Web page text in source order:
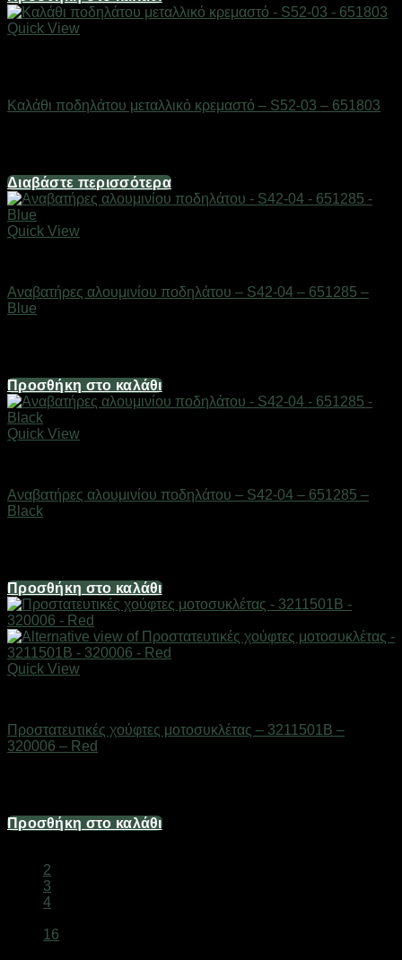
Quick View
Καλάθι ποδηλάτου μεταλλικό κρεμαστό – S52-03 – 651803
Διαβάστε περισσότερα
Quick View
Αναβατήρες αλουμινίου ποδηλάτου – S42-04 – 651285 –
Blue
Προσθήκη στο καλάθι
Quick View
Αναβατήρες αλουμινίου ποδηλάτου – S42-04 – 651285 –
Black
Προσθήκη στο καλάθι
Quick View
Προστατευτικές χούφτες μοτοσυκλέτας – 3211501B –
320006 – Red
Προσθήκη στο καλάθι
2
3
4
16